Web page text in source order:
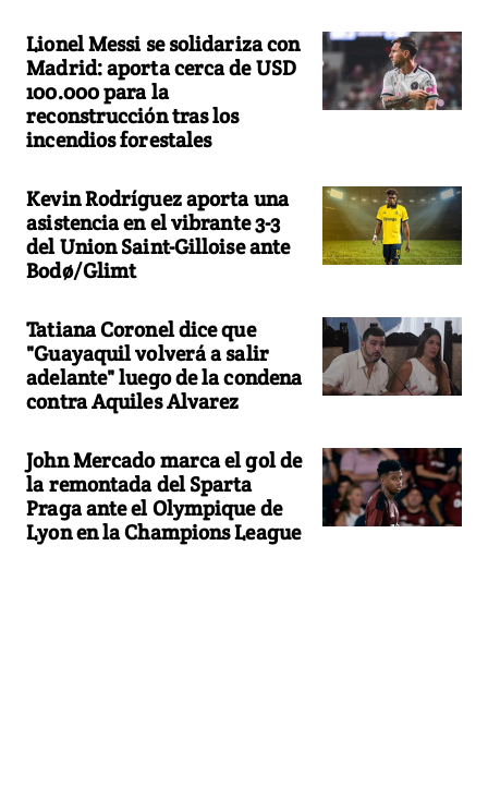
Lionel Messi se solidariza con
Madrid: aporta cerca de USD
100.000 para la
reconstrucción tras los
incendios forestales
Kevin Rodríguez aporta una
asistencia en el vibrante 3-3
del Union Saint-Gilloise ante
Bodø/Glimt
Tatiana Coronel dice que
"Guayaquil volverá a salir
adelante" luego de la condena
contra Aquiles Alvarez
John Mercado marca el gol de
la remontada del Sparta
Praga ante el Olympique de
Lyon en la Champions League